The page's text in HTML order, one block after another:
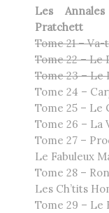
Les
Pratchett
Tome 21 –
Tome 22 –
Tome 23 –
Tome 24 –
Tome 25 – Le
Tome 26 – La
Tome 27 –
Le Fabuleux
Tome 28 –
Les Ch’tits
Tome 29 – Le